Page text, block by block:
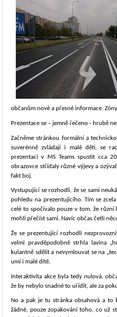
občanům nové a přesné informace.
Prezentace se – jemně řečeno - hrubě
Začněme stránkou formální a
suverénně zvládají i malé děti, se
prezentaci v MS Teams spustit cca
obrazovce střídaly různé výjevy a
fakt boj.
Vystupující se rozhodli, že se sami
pohledu na prezentujícího. Tím se
celé to spočívalo pouze v tom, že
mohli přečíst sami. Navíc občas četli
Že se prezentující rozhodli
velmi pravděpodobně strhla lavina
kulantně sdělit a nevymlouvat se na
umí i malé dítě.
Interaktivita akce byla tedy nulová,
že by nebylo snadné to uřídit, ale za
No a pak je tu stránka obsahová a to
žádné, pouze zopakování toho, co už